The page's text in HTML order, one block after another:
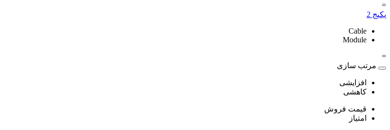
=
پکیج 2
Cable
Module
=
مرتب سازی
افزایشی
کاهشی
قیمت فروش
امتیاز